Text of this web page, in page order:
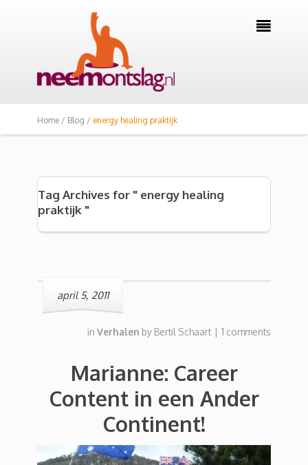

Home / Blog / energy healing praktijk
Tag Archives for " energy healing
praktijk "
april 5, 2011
in Verhalen by Bertil Schaart | 1 comments
Marianne: Career
Content in een Ander
Continent!